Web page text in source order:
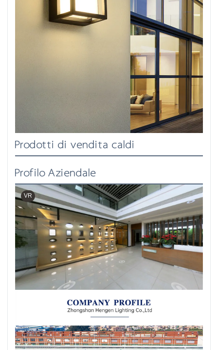
Prodotti di vendita caldi
Profilo Aziendale
VR